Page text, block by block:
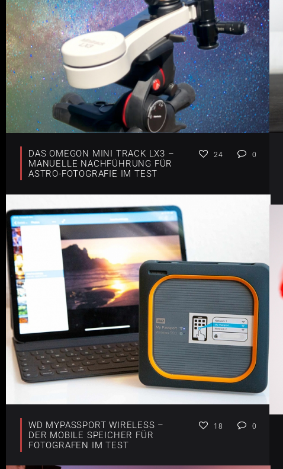
DAS OMEGON MINI TRACK LX3 –
MANUELLE NACHFÜHRUNG FÜR
ASTRO-FOTOGRAFIE IM TEST
24 0
WD MYPASSPORT WIRELESS –
DER MOBILE SPEICHER FÜR
FOTOGRAFEN IM TEST
18 0